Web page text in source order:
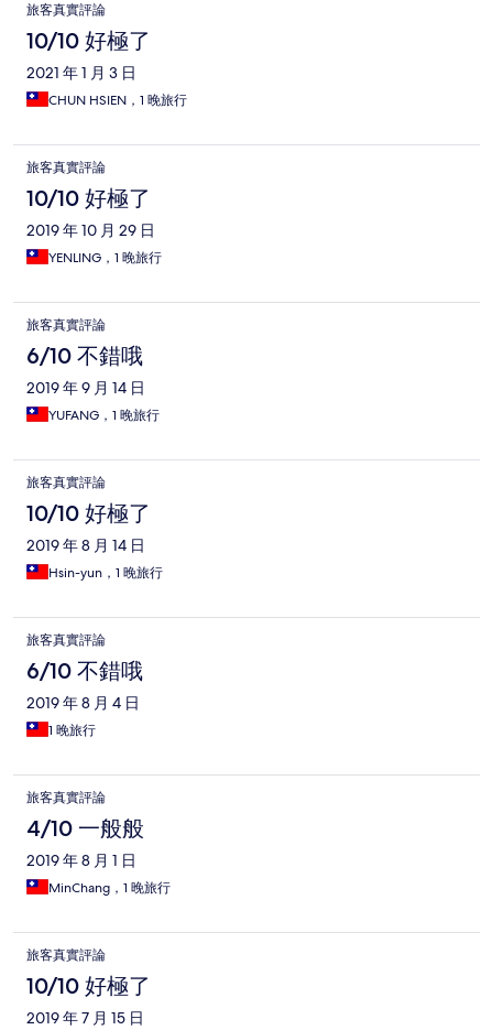
旅客真實評論
10/10 好極了
2021 年 1 月 3 日
CHUN HSIEN，1 晚旅行
旅客真實評論
10/10 好極了
2019 年 10 月 29 日
YENLING，1 晚旅行
旅客真實評論
6/10 不錯哦
2019 年 9 月 14 日
YUFANG，1 晚旅行
旅客真實評論
10/10 好極了
2019 年 8 月 14 日
Hsin-yun，1 晚旅行
旅客真實評論
6/10 不錯哦
2019 年 8 月 4 日
1 晚旅行
旅客真實評論
4/10 一般般
2019 年 8 月 1 日
MinChang，1 晚旅行
旅客真實評論
10/10 好極了
2019 年 7 月 15 日